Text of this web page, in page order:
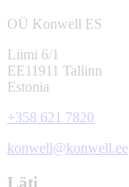
OÜ Konwell ES
Liimi 6/1
EE11911 Tallinn
Estonia
+358 621 7820
konwell@konwell.ee
Läti